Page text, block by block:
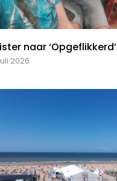
naar ‘Opgeflikkerd’
2026